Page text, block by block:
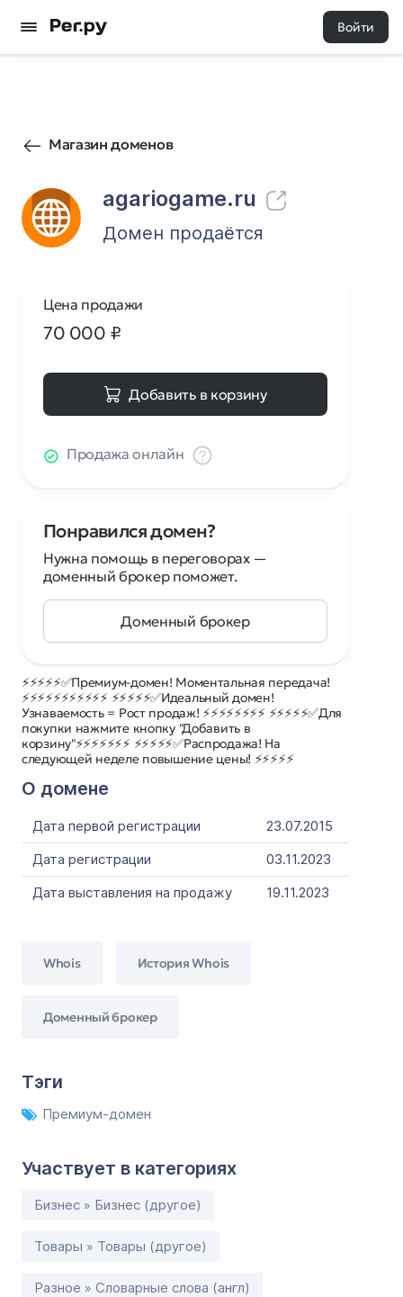
Войти
Магазин доменов
agariogame.ru
66 0
Домен продаётся
⚡⚡⚡⚡⚡✅Премиум-домен! Моментальная передача!
⚡⚡⚡⚡⚡⚡⚡⚡⚡⚡⚡ ⚡⚡⚡⚡⚡✅Идеальный домен!
Узнаваемость = Рост продаж! ⚡⚡⚡⚡⚡⚡⚡⚡ ⚡⚡⚡⚡⚡✅Для
покупки нажмите кнопку "Добавить в
корзину"⚡⚡⚡⚡⚡⚡⚡ ⚡⚡⚡⚡⚡✅Распродажа! На
следующей неделе повышение цены! ⚡⚡⚡⚡⚡
О домене
Дата первой регистрации
23.07.2015
Дата регистрации
03.11.2023
Дата выставления на продажу
19.11.2023
Whois История Whois
Доменный брокер
Тэги
Премиум-домен
Участвует в категориях
Бизнес » Бизнес (другое)
Товары » Товары (другое)
Разное » Словарные слова (англ)
Цена продажи
70 000 ₽
Добавить в корзину
Продажа онлайн
Понравился домен?
Нужна помощь в переговорах —
доменный брокер поможет.
Доменный брокер